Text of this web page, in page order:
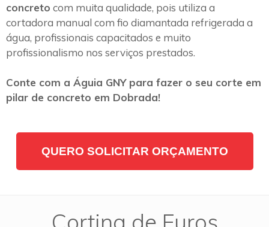
concreto com muita qualidade, pois utiliza a
cortadora manual com fio diamantada refrigerada a
água, profissionais capacitados e muito
profissionalismo nos serviços prestados.
Conte com a Águia GNY para fazer o seu corte em
pilar de concreto em Dobrada!
QUERO SOLICITAR ORÇAMENTO
Cortina de Furos